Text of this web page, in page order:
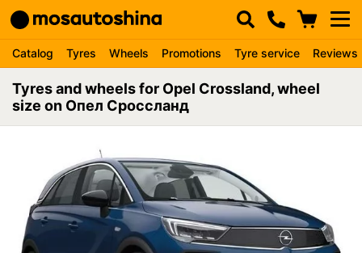
Catalog Tyres Wheels Promotions Tyre service Reviews
Tyres and wheels for Opel Crossland, wheel
size on Опел Сроссланд